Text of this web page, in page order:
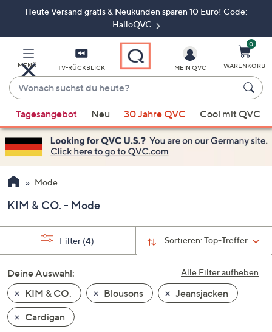
ZumHeute Versand gratis & Neukunden sparen 10 Euro! Code:
HalloQVC
MENÜ TV-RÜCKBLICK
Wonach
suchst
du
heute?
Vorschläge
verfügbar
sind,
verwenden
Sie
Pfeiltasten
nach
und
nach
unten
oder
wischen
Sie
MEIN QVC
0
WARENKORB
Tagesangebot Neu 30 Jahre QVC Cool mit QVC
Mode
KIM & CO. - Mode
Sortieren:Top-Treffer
Filter (4)
Alle Filter aufheben
Deine Auswahl:
KIM & CO.
Blousons
Jeansjacken
Cardigan